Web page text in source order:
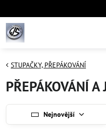
STUPAČKY, PŘEPÁKOVÁNÍ
PŘEPÁKOVÁNÍ
Nejnovější